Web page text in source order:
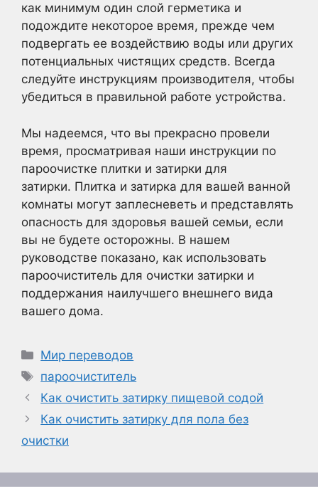
как минимум один слой герметика и
подождите некоторое время, прежде чем
подвергать ее воздействию воды или других
потенциальных чистящих средств. Всегда
следуйте инструкциям производителя, чтобы
убедиться в правильной работе устройства.
Мы надеемся, что вы прекрасно провели
время, просматривая наши инструкции по
пароочистке плитки и затирки для
затирки. Плитка и затирка для вашей ванной
комнаты могут заплесневеть и представлять
опасность для здоровья вашей семьи, если
вы не будете осторожны. В нашем
руководстве показано, как использовать
пароочиститель для очистки затирки и
поддержания наилучшего внешнего вида
вашего дома.
Рубрики
Мир переводов
Метки
пароочиститель
Как очистить затирку пищевой содой
Как очистить затирку для пола без
очистки